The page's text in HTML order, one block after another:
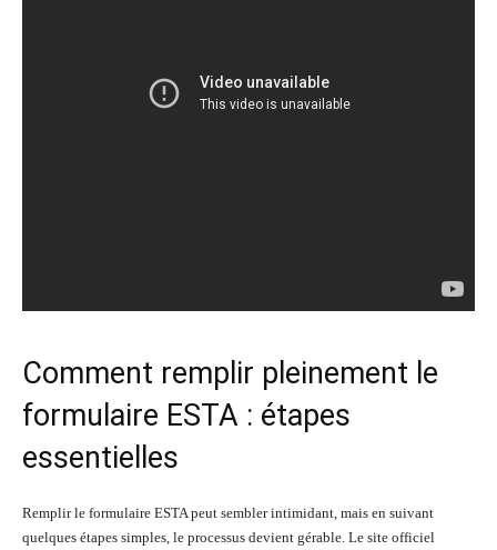
Comment remplir pleinement le
formulaire ESTA : étapes
essentielles
Remplir le formulaire ESTA peut sembler intimidant, mais en suivant
quelques étapes simples, le processus devient gérable. Le site officiel